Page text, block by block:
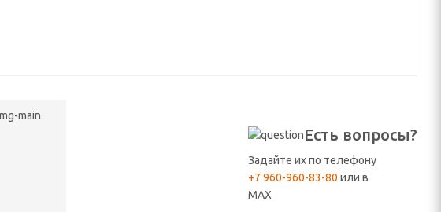
Есть вопросы?
Задайте их по телефону
+7 960-960-83-80 или в
MAX